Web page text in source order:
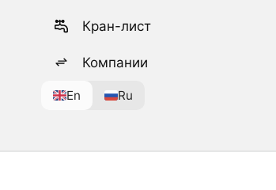
Кран-лист
Компании
En Ru